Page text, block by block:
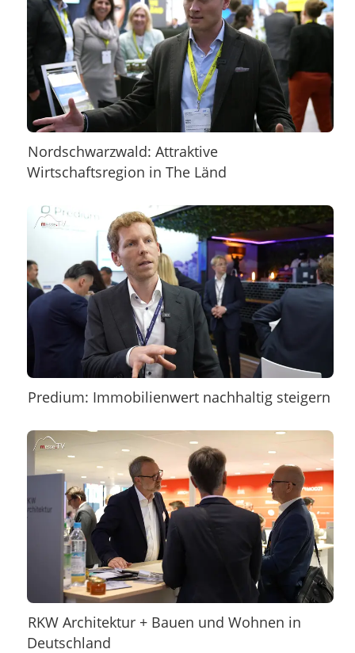
Nordschwarzwald: Attraktive
Wirtschaftsregion in The Länd
Predium: Immobilienwert nachhaltig steigern
RKW Architektur + Bauen und Wohnen in
Deutschland